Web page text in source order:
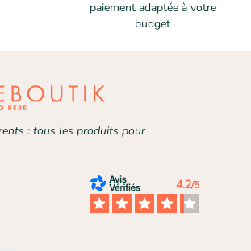
paiement adaptée à votre
budget
: tous les produits pour
4.2/5